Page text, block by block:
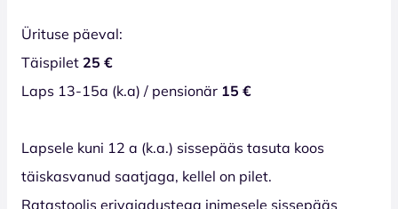
Ürituse päeval:
Täispilet 25 €
Laps 13-15a (k.a) / pensionär 15 €
Lapsele kuni 12 a (k.a.) sissepääs tasuta koos
täiskasvanud saatjaga, kellel on pilet.
Ratastoolis erivajadustega inimesele sissepääs